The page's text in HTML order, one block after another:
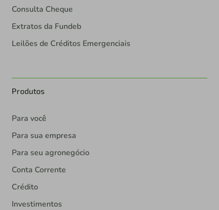
Consulta Cheque
Extratos da Fundeb
Leilões de Créditos Emergenciais
Produtos
Para você
Para sua empresa
Para seu agronegócio
Conta Corrente
Crédito
Investimentos